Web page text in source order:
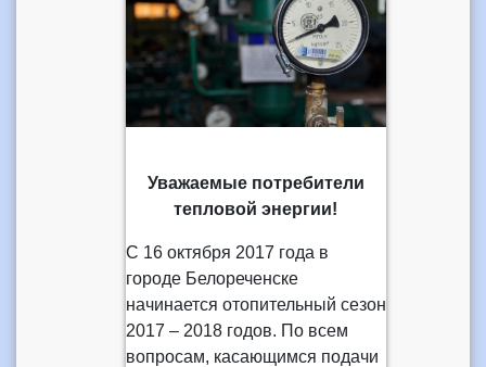
Уважаемые потребители
тепловой энергии!
С 16 октября 2017 года в
городе Белореченске
начинается отопительный сезон
2017 – 2018 годов. По всем
вопросам, касающимся подачи